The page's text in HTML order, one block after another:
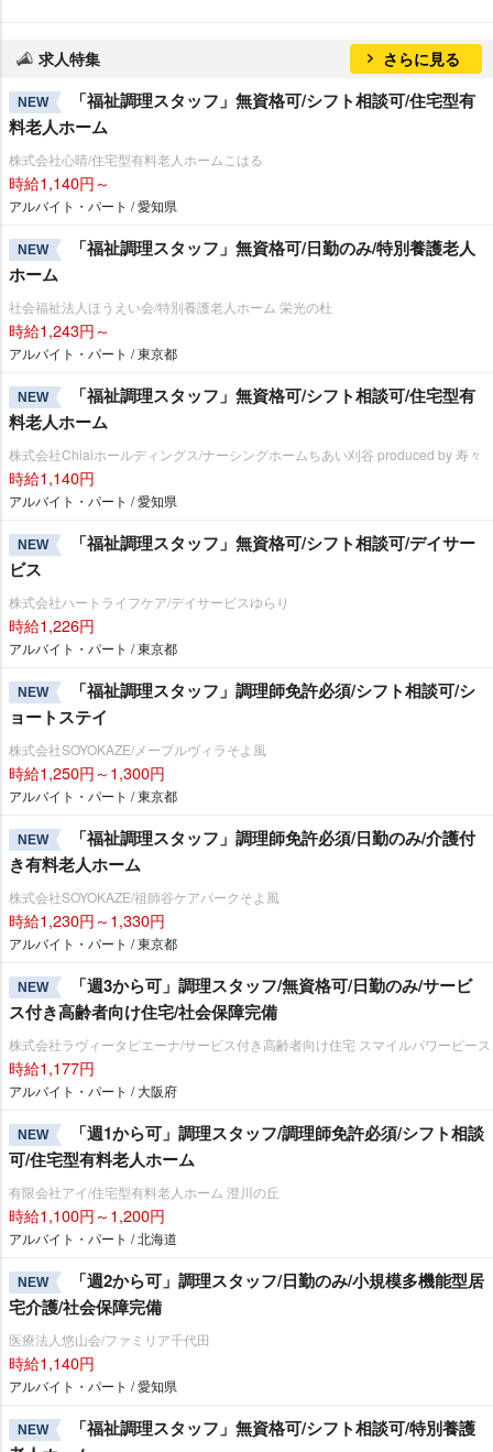
求人特集 さらに見る
NEW
「福祉調理スタッフ」無資格可/シフト相談可/住宅型有
料老人ホーム
株式会社心晴/住宅型有料老人ホームこはる
時給1,140円～
アルバイト・パート / 愛知県
NEW
「福祉調理スタッフ」無資格可/日勤のみ/特別養護老人
ホーム
社会福祉法人ほうえい会/特別養護老人ホーム 栄光の杜
時給1,243円～
アルバイト・パート / 東京都
NEW
「福祉調理スタッフ」無資格可/シフト相談可/住宅型有
料老人ホーム
株式会社Chiaiホールディングス/ナーシングホームちあい刈谷 produced by 寿々
時給1,140円
アルバイト・パート / 愛知県
NEW
「福祉調理スタッフ」無資格可/シフト相談可/デイサー
ビス
株式会社ハートライフケア/デイサービスゆらり
時給1,226円
アルバイト・パート / 東京都
NEW
「福祉調理スタッフ」調理師免許必須/シフト相談可/シ
ョートステイ
株式会社SOYOKAZE/メープルヴィラそよ風
時給1,250円～1,300円
アルバイト・パート / 東京都
NEW
「福祉調理スタッフ」調理師免許必須/日勤のみ/介護付
き有料老人ホーム
株式会社SOYOKAZE/祖師谷ケアパークそよ風
時給1,230円～1,330円
アルバイト・パート / 東京都
NEW
「週3から可」調理スタッフ/無資格可/日勤のみ/サービ
ス付き高齢者向け住宅/社会保障完備
株式会社ラヴィータピエーナ/サービス付き高齢者向け住宅 スマイルパワーピース
時給1,177円
アルバイト・パート / 大阪府
NEW
「週1から可」調理スタッフ/調理師免許必須/シフト相談
可/住宅型有料老人ホーム
有限会社アイ/住宅型有料老人ホーム 澄川の丘
時給1,100円～1,200円
アルバイト・パート / 北海道
NEW
「週2から可」調理スタッフ/日勤のみ/小規模多機能型居
宅介護/社会保障完備
医療法人悠山会/ファミリア千代田
時給1,140円
アルバイト・パート / 愛知県
NEW
「福祉調理スタッフ」無資格可/シフト相談可/特別養護